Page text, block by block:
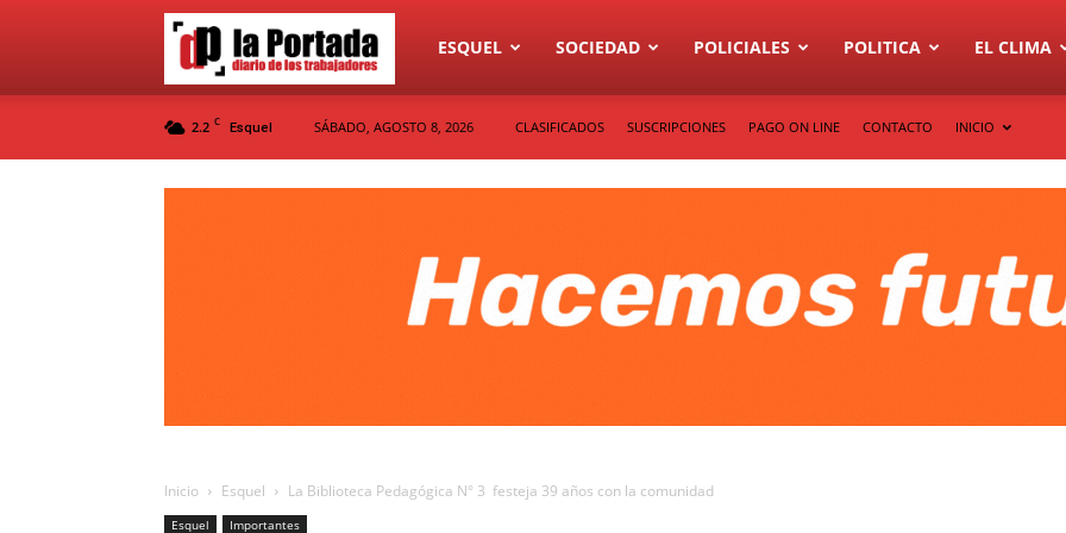
Diario
ESQUEL SOCIEDAD POLICIALES POLITICA EL CLIMA
2.2 C Esquel SÁBADO, AGOSTO 8, 2026 CLASIFICADOS SUSCRIPCIONES PAGO ON LINE CONTACTO INICIO
Inicio Esquel La Biblioteca Pedagógica N° 3 festeja 39 años con la comunidad
Esquel Importantes